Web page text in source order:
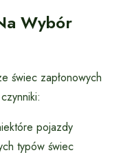
Wybór
świec zapłonowych
pojazdy
typów świec